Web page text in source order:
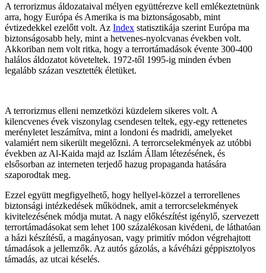
A terrorizmus áldozataival mélyen együttérezve kell emlékeztetnünk
arra, hogy Európa és Amerika is ma biztonságosabb, mint
évtizedekkel ezelőtt volt. Az Index statisztikája szerint Európa ma
biztonságosabb hely, mint a hetvenes-nyolcvanas években volt.
Akkoriban nem volt ritka, hogy a terrortámadások évente 300-400
halálos áldozatot követeltek. 1972-től 1995-ig minden évben
legalább százan vesztették életüket.
A terrorizmus elleni nemzetközi küzdelem sikeres volt. A
kilencvenes évek viszonylag csendesen teltek, egy-egy rettenetes
merényletet leszámítva, mint a londoni és madridi, amelyeket
valamiért nem sikerült megelőzni. A terrorcselekmények az utóbbi
években az Al-Kaida majd az Iszlám Állam létezésének, és
elsősorban az interneten terjedő hazug propaganda hatására
szaporodtak meg.
Ezzel együtt megfigyelhető, hogy hellyel-közzel a terrorellenes
biztonsági intézkedések működnek, amit a terrorcselekmények
kivitelezésének módja mutat. A nagy előkészítést igénylő, szervezett
terrortámadásokat sem lehet 100 százalékosan kivédeni, de láthatóan
a házi készítésű, a magányosan, vagy primitív módon végrehajtott
támadások a jellemzők. Az autós gázolás, a kávéházi géppisztolyos
támadás, az utcai késelés.